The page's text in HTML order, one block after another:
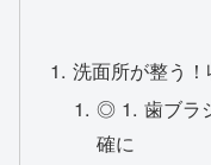
洗面所が整う
◎ 1. 歯ブラ
確に